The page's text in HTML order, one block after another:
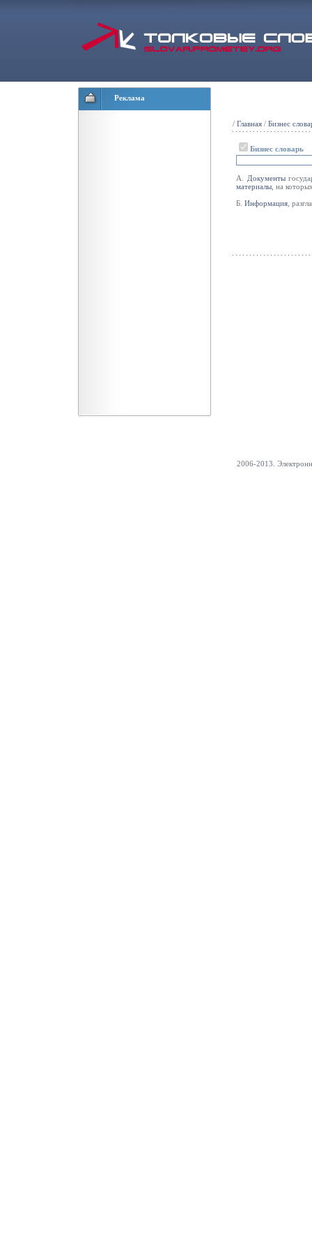
Реклама
/ Главная / Бизнес
Бизнес словарь
А. Документы
материалы , на
Б. Информация ,
2006-2013.